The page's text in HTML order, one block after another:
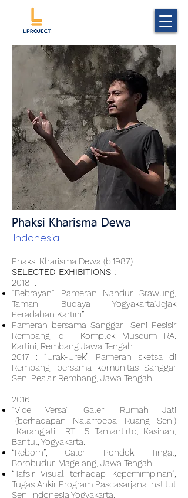
Phaksi Kharisma Dewa
Indonesia
Phaksi Kharisma Dewa (b.1987)
SELECTED EXHIBITIONS :
2018 :
“Bebrayan” Pameran Nandur Srawung,
Taman Budaya Yogyakarta“Jejak
Peradaban Kartini”
Pameran bersama Sanggar Seni Pesisir
Rembang, di Komplek Museum RA.
Kartini, Rembang Jawa Tengah.
2017 : “Urak-Urek”, Pameran sketsa di
Rembang, bersama komunitas Sanggar
Seni Pesisir Rembang, Jawa Tengah.
2016 :
“Vice Versa”, Galeri Rumah Jati
(berhadapan Nalarroepa Ruang Seni)
Karangjati RT 5 Tamantirto, Kasihan,
Bantul, Yogyakarta.
“Reborn”, Galeri Pondok Tingal,
Borobudur, Magelang, Jawa Tengah.
“Tafsir Visual terhadap Kepemimpinan”,
Tugas Ahkir Program Pascasarjana Institut
Seni Indonesia Yogyakarta.